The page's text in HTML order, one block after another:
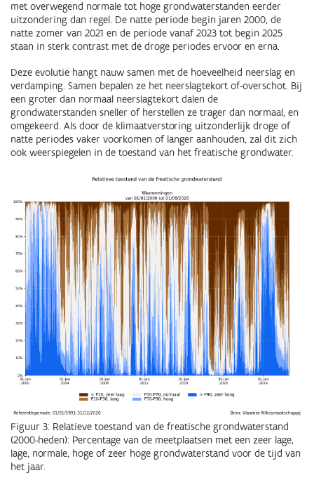
met overwegend normale tot hoge grondwaterstanden eerder
uitzondering dan regel. De natte periode begin jaren 2000, de
natte zomer van 2021 en de periode vanaf 2023 tot begin 2025
staan in sterk contrast met de droge periodes ervoor en erna.
Deze evolutie hangt nauw samen met de hoeveelheid neerslag en
verdamping. Samen bepalen ze het neerslagtekort of-overschot. Bij
een groter dan normaal neerslagtekort dalen de
grondwaterstanden sneller of herstellen ze trager dan normaal, en
omgekeerd. Als door de klimaatverstoring uitzonderlijk droge of
natte periodes vaker voorkomen of langer aanhouden, zal dit zich
ook weerspiegelen in de toestand van het freatische grondwater.
Figuur 3: Relatieve toestand van de freatische grondwaterstand
(2000-heden): Percentage van de meetplaatsen met een zeer lage,
lage, normale, hoge of zeer hoge grondwaterstand voor de tijd van
het jaar.